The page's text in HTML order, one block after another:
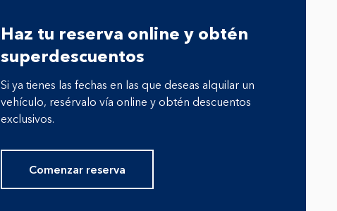
Haz tu reserva online y obtén
superdescuentos
Si ya tienes las fechas en las que deseas alquilar un
vehículo, resérvalo vía online y obtén descuentos
exclusivos.
Comenzar reserva